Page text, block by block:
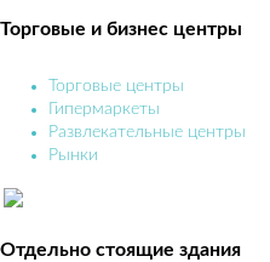
Торговые и бизнес центры
Торговые центры
Гипермаркеты
Развлекательные центры
Рынки
Отдельно стоящие здания